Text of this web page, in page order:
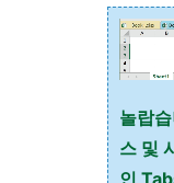
놀랍
스 및